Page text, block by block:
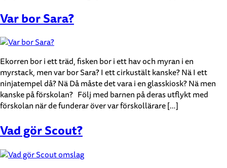
Var bor Sara?
Ekorren bor i ett träd, fisken bor i ett hav och myran i en
myrstack, men var bor Sara? I ett cirkustält kanske? Nä I ett
ninjatempel då? Nä Då måste det vara i en glasskiosk? Nä men
kanske på förskolan? Följ med barnen på deras utflykt med
förskolan när de funderar över var förskollärare […]
Vad gör Scout?